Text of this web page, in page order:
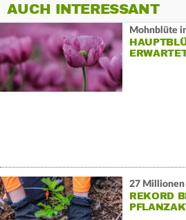
AUCH INTERESSANT
Mohnblüte
27 Millionen
REKORD